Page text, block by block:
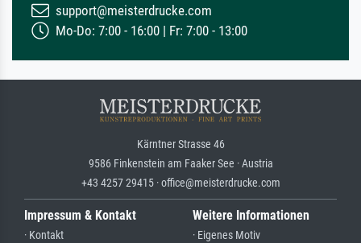
support@meisterdrucke.com
Mo-Do: 7:00 - 16:00 | Fr: 7:00 - 13:00
Kärntner Strasse 46
9586 Finkenstein am Faaker See · Austria
+43 4257 29415 · office@meisterdrucke.com
Impressum & Kontakt
· Kontakt
Weitere Informationen
· Eigenes Motiv